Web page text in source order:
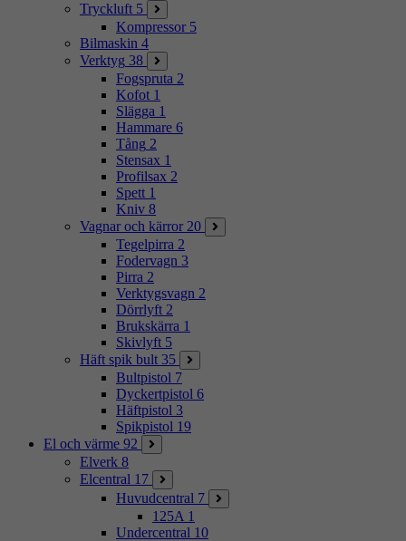
Tryckluft 5
Kompressor 5
Bilmaskin 4
Verktyg 38
Fogspruta 2
Kofot 1
Slägga 1
Hammare 6
Tång 2
Stensax 1
Profilsax 2
Spett 1
Kniv 8
Vagnar och kärror 20
Tegelpirra 2
Fodervagn 3
Pirra 2
Verktygsvagn 2
Dörrlyft 2
Brukskärra 1
Skivlyft 5
Häft spik bult 35
Bultpistol 7
Dyckertpistol 6
Häftpistol 3
Spikpistol 19
El och värme 92
Elverk 8
Elcentral 17
Huvudcentral 7
125A 1
Undercentral 10